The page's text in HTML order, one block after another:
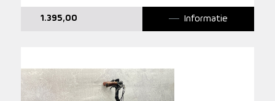
1.395,00 Informatie